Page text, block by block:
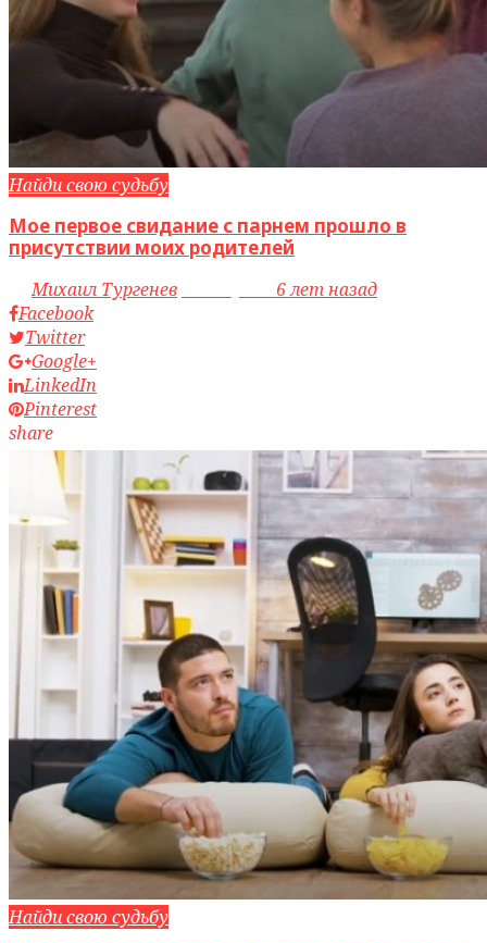
Найди свою судьбу
Мое первое свидание с парнем прошло в
присутствии моих родителей
byМихаил Тургенев
6 лет назад
Facebook
Twitter
Google+
LinkedIn
Pinterest
share
Найди свою судьбу